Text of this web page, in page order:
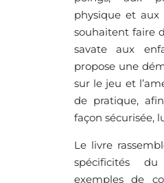
physique et
souhaitent faire
savate aux
propose une
sur le jeu et
de pratique,
façon sécurisée,
Le livre
spécificités
exemples de